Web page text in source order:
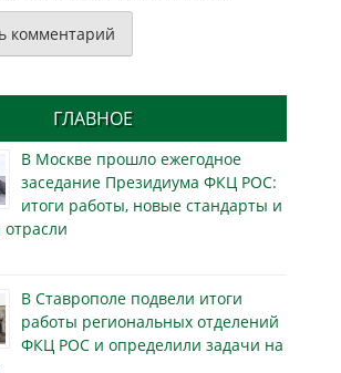
ГЛАВНОЕ
В Москве прошло ежегодное
заседание Президиума ФКЦ РОС:
итоги работы, новые стандарты и
В Ставрополе подвели итоги
работы региональных отделений
ФКЦ РОС и определили задачи на